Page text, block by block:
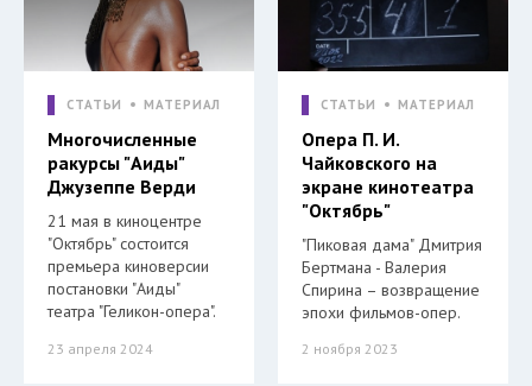
СТАТЬИ МАТЕРИАЛ
Многочисленные
ракурсы "Аиды"
Джузеппе Верди
21 мая в киноцентре
"Октябрь" состоится
премьера киноверсии
постановки "Аиды"
театра "Геликон-опера".
23 апреля 2024
СТАТЬИ МАТЕРИАЛ
Опера П. И.
Чайковского на
экране кинотеатра
"Октябрь"
"Пиковая дама" Дмитрия
Бертмана - Валерия
Спирина – возвращение
эпохи фильмов-опер.
2 ноября 2023